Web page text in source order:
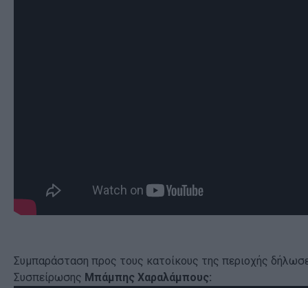
Συμπαράσταση προς τους κατοίκους της περιοχής
Συσπείρωσης Μπάμπης Χαραλάμπους: